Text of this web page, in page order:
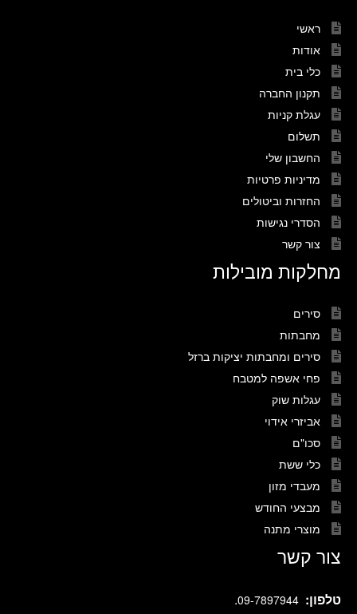
ראשי
אודות
כלי בית
תקנון החברה
עגלת קניות
תשלום
החשבון שלי
מדיניות פרטיות
החזרות וביטולים
הסדרי נגישות
צור קשר
מחלקות מובילות
סירים
מחבתות
סירים ומחבתות יציקות ברזל
פחי אשפה למטבח
עגלות שוק
אביזרי אידוי
סכו"ם
כלי ששת
מעבדי מזון
מבצעי החודש
מוצרי מתנה
צור קשר
טלפון: 09-7897944
.